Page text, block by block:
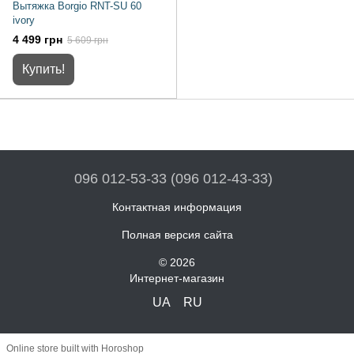
Вытяжка Borgio RNT-SU 60
ivory
4 499 грн 5 609 грн
Купить!
096 012-53-33 (096 012-43-33)
Контактная информация
Полная версия сайта
© 2026
Интернет-магазин
UA RU
Online store built with Horoshop